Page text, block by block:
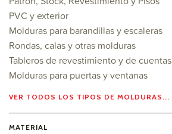
PVC y exterior
Molduras para barandillas y escaleras
Rondas, calas y otras molduras
Tableros de revestimiento y de cuentas
Molduras para puertas y ventanas
VER TODOS LOS TIPOS DE MOLDURAS...
MATERIAL